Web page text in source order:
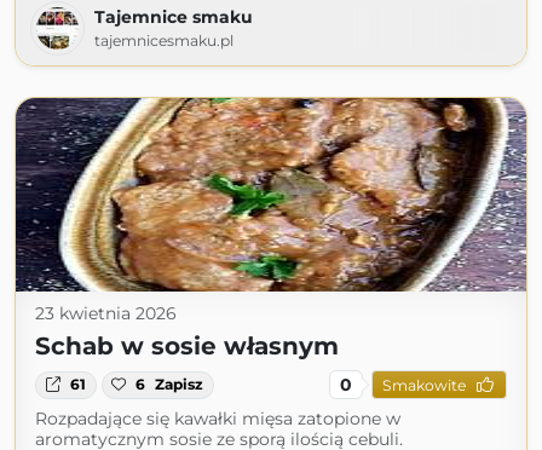
Tajemnice smaku
tajemnicesmaku.pl
23 kwietnia 2026
Schab w sosie własnym
61 6 Zapisz 0 Smakowite
Rozpadające się kawałki mięsa zatopione w
aromatycznym sosie ze sporą ilością cebuli.